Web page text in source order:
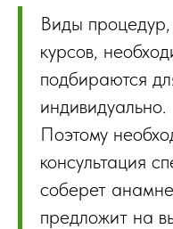
Виды
курсов,
подбираются
индивидуально.
Поэтому
консультация
соберет
предложит на